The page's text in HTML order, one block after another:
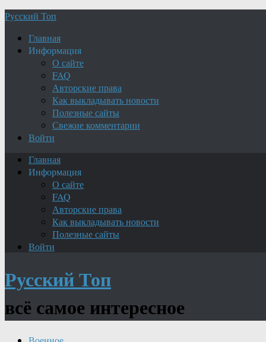
Русский Топ
Главная
Информация
О сайте
FAQ
Авторские права
Как выкладывать новости
Полезные сайты
Свежие комментарии
Войти
Главная
Информация
О сайте
FAQ
Авторские права
Как выкладывать новости
Полезные сайты
Войти
Русский Топ
всё самое интересное